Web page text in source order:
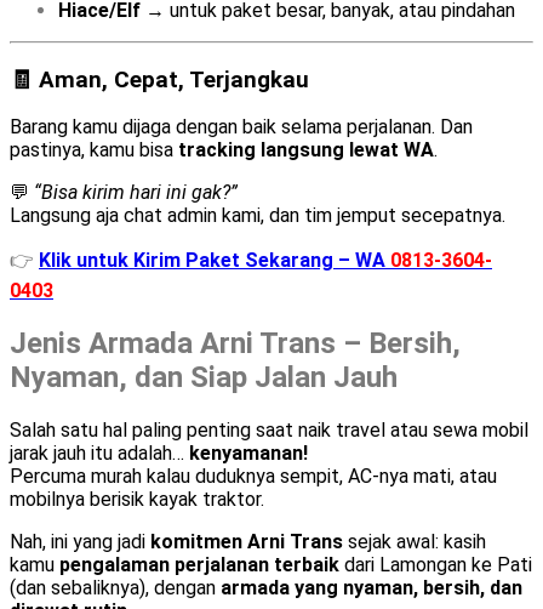
Hiace/Elf → untuk paket besar, banyak, atau pindahan
🧾 Aman, Cepat, Terjangkau
Barang kamu dijaga dengan baik selama perjalanan. Dan
pastinya, kamu bisa tracking langsung lewat WA.
💬 “Bisa kirim hari ini gak?”
Langsung aja chat admin kami, dan tim jemput secepatnya.
👉 Klik untuk Kirim Paket Sekarang – WA 0813-3604-
0403
Jenis Armada Arni Trans – Bersih,
Nyaman, dan Siap Jalan Jauh
Salah satu hal paling penting saat naik travel atau sewa mobil
jarak jauh itu adalah… kenyamanan!
Percuma murah kalau duduknya sempit, AC-nya mati, atau
mobilnya berisik kayak traktor.
Nah, ini yang jadi komitmen Arni Trans sejak awal: kasih
kamu pengalaman perjalanan terbaik dari Lamongan ke Pati
(dan sebaliknya), dengan armada yang nyaman, bersih, dan